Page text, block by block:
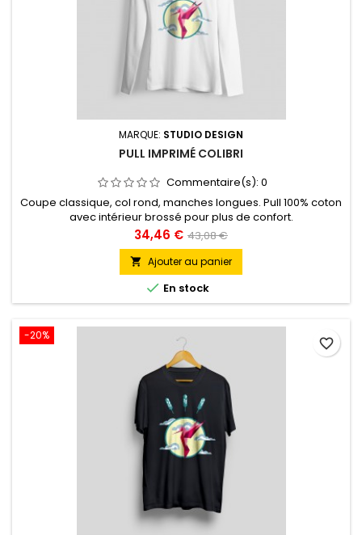
MARQUE: STUDIO DESIGN
PULL IMPRIMÉ COLIBRI
Commentaire(s): 0
Coupe classique, col rond, manches longues. Pull 100% coton
avec intérieur brossé pour plus de confort.
Prix
34,46 € Prix
base
43,08 €
 Ajouter au panier
 En stock
-20%
favorite_border